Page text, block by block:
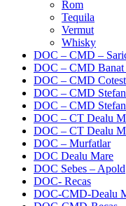
Rom
Tequila
Vermut
Whisky
DOC – CMD –
DOC – CMD Banat
DOC – CMD
DOC – CMD
DOC – CMD
DOC – CT Dealu
DOC – CT Dealu
DOC – Murfatlar
DOC Dealu Mare
DOC Sebes – Apold
DOC- Recas
DOC-CMD-Dealu